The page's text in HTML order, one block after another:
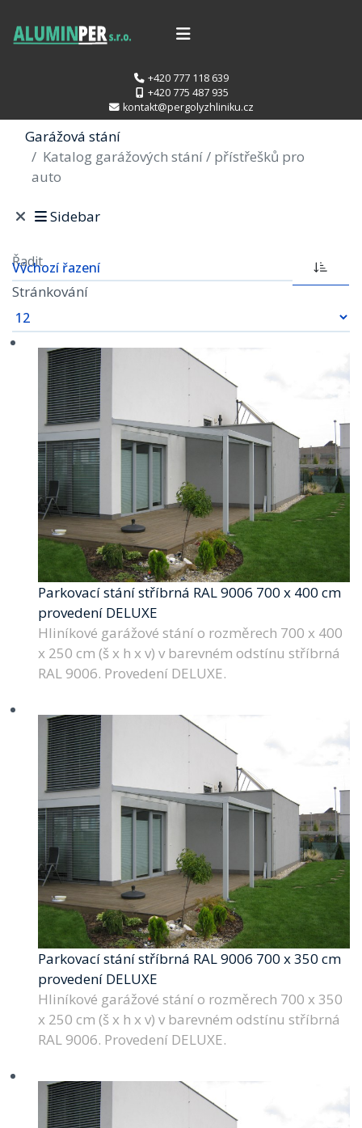
+420 777 118 639
+420 775 487 935
kontakt@pergolyzhliniku.cz
Garážová stání
Katalog garážových stání / přístřešků pro
auto
Sidebar
Řadit
Stránkování
Parkovací stání stříbrná RAL 9006 700 x 400 cm
provedení DELUXE
Hliníkové garážové stání o rozměrech 700 x 400
x 250 cm (š x h x v) v barevném odstínu stříbrná
RAL 9006. Provedení DELUXE.
Parkovací stání stříbrná RAL 9006 700 x 350 cm
provedení DELUXE
Hliníkové garážové stání o rozměrech 700 x 350
x 250 cm (š x h x v) v barevném odstínu stříbrná
RAL 9006. Provedení DELUXE.